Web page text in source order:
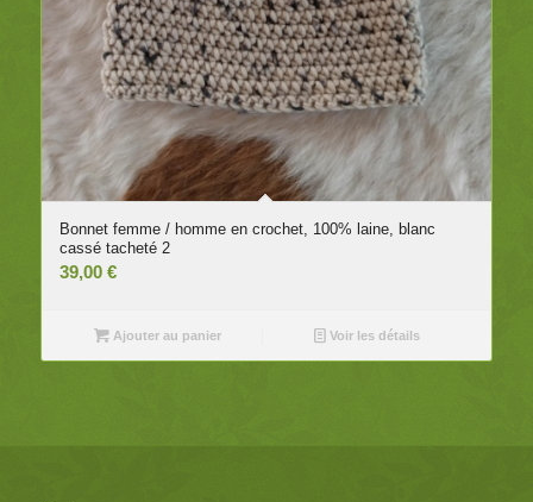
Bonnet femme / homme en crochet, 100% laine, blanc
cassé tacheté 2
39,00 €
Ajouter au panier Voir les détails